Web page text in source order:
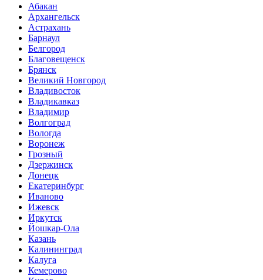
Абакан
Архангельск
Астрахань
Барнаул
Белгород
Благовещенск
Брянск
Великий Новгород
Владивосток
Владикавказ
Владимир
Волгоград
Вологда
Воронеж
Грозный
Дзержинск
Донецк
Екатеринбург
Иваново
Ижевск
Иркутск
Йошкар-Ола
Казань
Калининград
Калуга
Кемерово